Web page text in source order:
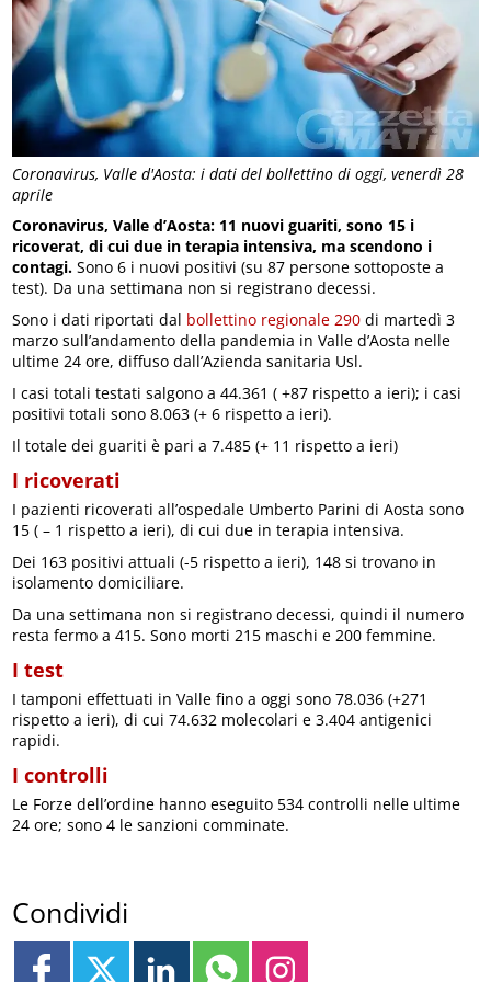
Coronavirus, Valle d'Aosta: i dati del bollettino di oggi, venerdì 28
aprile
Coronavirus, Valle d’Aosta: 11 nuovi guariti, sono 15 i
ricoverat, di cui due in terapia intensiva, ma scendono i
contagi. Sono 6 i nuovi positivi (su 87 persone sottoposte a
test). Da una settimana non si registrano decessi.
Sono i dati riportati dal bollettino regionale 290 di martedì 3
marzo sull’andamento della pandemia in Valle d’Aosta nelle
ultime 24 ore, diffuso dall’Azienda sanitaria Usl.
I casi totali testati salgono a 44.361 ( +87 rispetto a ieri); i casi
positivi totali sono 8.063 (+ 6 rispetto a ieri).
Il totale dei guariti è pari a 7.485 (+ 11 rispetto a ieri)
I ricoverati
I pazienti ricoverati all’ospedale Umberto Parini di Aosta sono
15 ( – 1 rispetto a ieri), di cui due in terapia intensiva.
Dei 163 positivi attuali (-5 rispetto a ieri), 148 si trovano in
isolamento domiciliare.
Da una settimana non si registrano decessi, quindi il numero
resta fermo a 415. Sono morti 215 maschi e 200 femmine.
I test
I tamponi effettuati in Valle fino a oggi sono 78.036 (+271
rispetto a ieri), di cui 74.632 molecolari e 3.404 antigenici
rapidi.
I controlli
Le Forze dell’ordine hanno eseguito 534 controlli nelle ultime
24 ore; sono 4 le sanzioni comminate.
Condividi